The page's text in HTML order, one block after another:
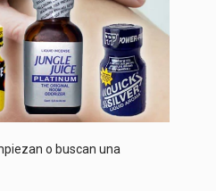
o buscan una